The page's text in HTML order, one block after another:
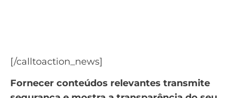
[/calltoaction_news]
Fornecer conteúdos relevantes transmite